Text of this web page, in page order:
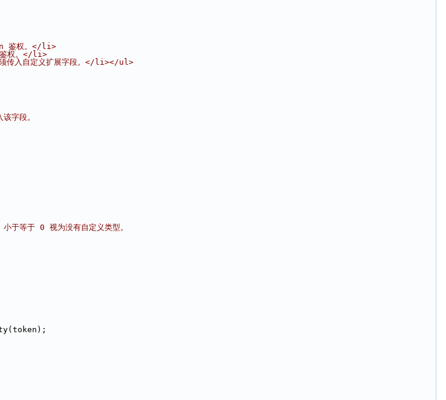
鉴权。</li>
权。</li>
传入自定义扩展字段。</li></ul>
字段。
于等于 0 视为没有自定义类型。